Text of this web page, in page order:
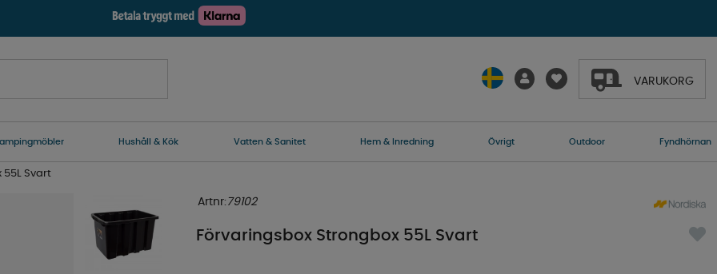
VARUKORG
Hushåll & Kök Vatten & Sanitet Hem & Inredning Övrigt Outdoor Fyndhörnan
55L Svart
Artnr: 79102
Förvaringsbox Strongbox 55L Svart